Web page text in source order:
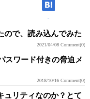
-
ので、読み込んでみた
2021/04/08 Comment(0)
スワード付きの脅迫メ
2018/10/16 Comment(0)
ュリティなのか？とて